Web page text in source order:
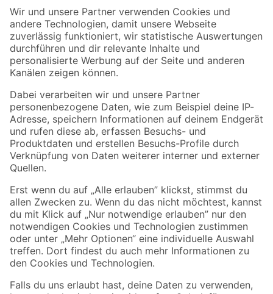
Der toom Newsletter: Keine Angebote und Aktionen mehr verpassen!
Zur Newsletter Anmeldung
Folge uns
Zahlungsarten Versandarten
Sicher einkaufen
Jetzt die toom-App herunterladen